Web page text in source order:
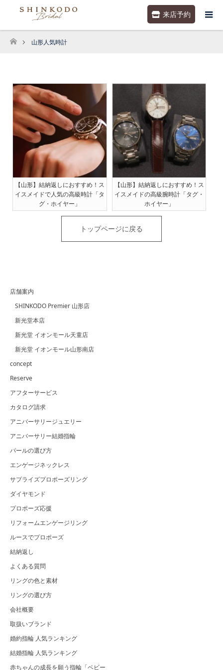
来店予約
ホーム
山形人気時計
【山形】結納返しにおすすめ！ス
イスメイドで人気の高級時計「タ
グ・ホイヤー」
【山形】結納返しにおすすめ！ス
イスメイドの高級腕時計「タグ・
ホイヤー」
トップページに戻る
店舗案内
SHINKODO Premier 山形店
新光堂本店
新光堂 イオンモール天童店
新光堂 イオンモール山形南店
concept
Reserve
アフターサービス
カタログ請求
アニバーサリージュエリー
アニバーサリー結婚指輪
パールの選び方
エンゲージネックレス
サプライズプロポーズリング
ダイヤモンド
プロポーズ応援
リフォームエンゲージリング
ルースでプロポーズ
結納返し
よくある質問
リングの色と素材
リングの選び方
会社概要
取扱いブランド
婚約指輪 人気ランキング
結婚指輪 人気ランキング
赤ちゃんの成長を願う指輪「ベビー